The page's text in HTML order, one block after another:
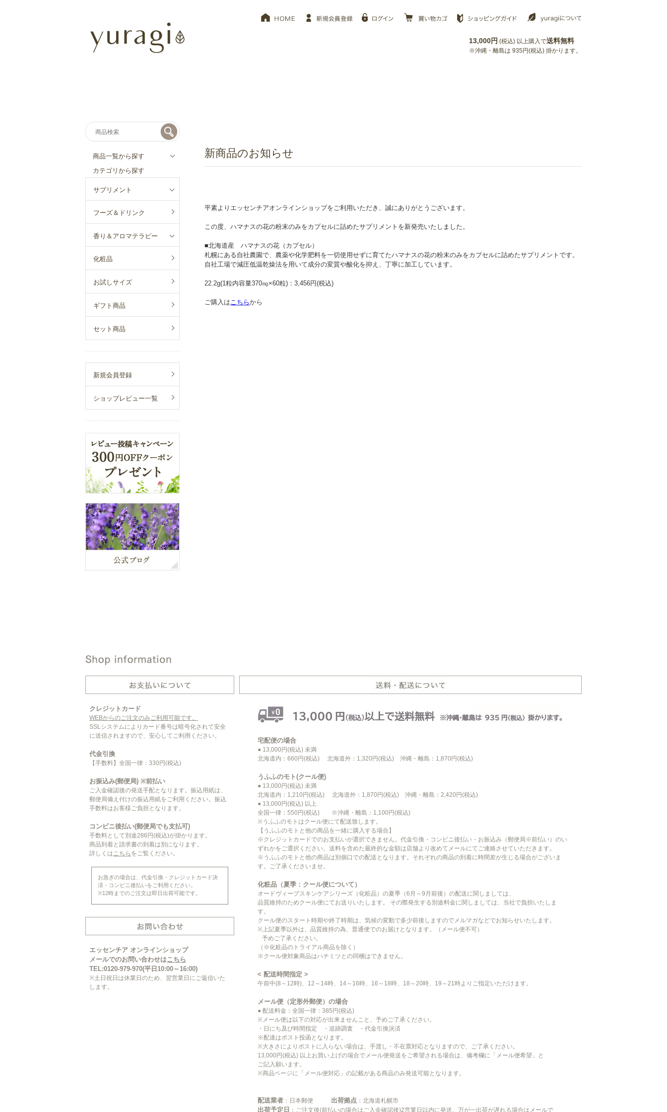
13,000円 (税込) 以上購入で送料無料
※沖縄・離島は 935円(税込) 掛かります。
商品一覧から探す
カテゴリから探す
サプリメント
フーズ＆ドリンク
香り＆アロマテラピー
化粧品
お試しサイズ
ギフト商品
セット商品
新規会員登録
ショップレビュー一覧
新商品のお知らせ
平素よりエッセンチアオンラインショップをご利用いただき、誠にありがとうございます。
この度、ハマナスの花の粉末のみをカプセルに詰めたサプリメントを新発売いたしました。
■北海道産 ハマナスの花（カプセル）
札幌にある自社農園で、農薬や化学肥料を一切使用せずに育てたハマナスの花の粉末のみをカプセルに詰めたサプリメントです。
自社工場で減圧低温乾燥法を用いて成分の変質や酸化を抑え、丁寧に加工しています。
22.2g(1粒内容量370㎎×60粒)：3,456円(税込)
ご購入はこちらから
クレジットカード
WEBからのご注文のみご利用可能です。
SSLシステムによりカード番号は暗号化されて安全
に送信されますので、安心してご利用ください。
代金引換
【手数料】全国一律：330円(税込)
お振込み(郵便局) ※前払い
ご入金確認後の発送手配となります。振込用紙は、
郵便局備え付けの振込用紙をご利用ください。振込
手数料はお客様ご負担となります。
コンビニ後払い(郵便局でも支払可)
手数料として別途286円(税込)が掛かります。
商品到着と請求書の到着は別になります。
詳しくはこちら をご覧ください。
お急ぎの場合は、代金引換・クレジットカード決
済・コンビニ後払いをご利用ください。
※12時までのご注文は即日出荷可能です。
エッセンチア オンラインショップ
メールでのお問い合わせはこちら
TEL:0120-979-970(平日10:00～16:00)
※土日祝日は休業日のため、翌営業日にご返信いた
します。
宅配便の場合
● 13,000円(税込) 未満
北海道内：660円(税込) 北海道外：1,320円(税込) 沖縄・離島：1,870円(税込)
うふふのモト(クール便)
● 13,000円(税込) 未満
北海道内：1,210円(税込) 北海道外：1,870円(税込) 沖縄・離島：2,420円(税込)
● 13,000円(税込) 以上
全国一律：550円(税込) ※沖縄・離島：1,100円(税込)
※うふふのモトはクール便にて配送致します。
【うふふのモトと他の商品を一緒に購入する場合】
※クレジットカードでのお支払いが選択できません。代金引換・コンビニ後払い・お振込み（郵便局※前払い）のい
ずれかをご選択ください。送料を含めた最終的な金額は店舗より改めてメールにてご連絡させていただきます。
※うふふのモトと他の商品は別個口での配送となります。それぞれの商品の到着に時間差が生じる場合がございま
す。ご了承くださいませ。
化粧品（夏季：クール便について）
オードヴィーブスキンケアシリーズ（化粧品）の夏季（6月～9月前後）の配送に関しましては、
品質維持のためクール便にてお送りいたします。 その際発生する別途料金に関しましては、当社で負担いたしま
す。
クール便のスタート時期や終了時期は、気候の変動で多少前後しますのでメルマガなどでお知らせいたします。
※上記夏季以外は、品質維持の為、普通便でのお届けとなります。（メール便不可）
予めご了承ください。
（※化粧品のトライアル商品を除く）
※クール便対象商品はハチミツとの同梱はできません。
< 配送時間指定 >
午前中(8～12時)、12～14時、14～16時、16～18時、18～20時、19～21時よりご指定いただけます。
メール便（定形外郵便）の場合
● 配送料金：全国一律：385円(税込)
※メール便は以下の対応が出来ませんこと、予めご了承ください。
・日にち及び時間指定 ・追跡調査 ・代金引換決済
※配達はポスト投函となります。
※大きさによりポストに入らない場合は、手渡し・不在票対応となりますので、ご了承ください。
13,000円(税込) 以上お買い上げの場合でメール便発送をご希望される場合は、備考欄に「メール便希望」と
ご記入願います。
※商品ページに「メール便対応」の記載がある商品のみ発送可能となります。
配送業者 ：日本郵便 出荷拠点 ：北海道札幌市
出荷予定日 ：ご注文後(前払いの場合はご入金確認後)2営業日以内に発送。万が一出荷が遅れる場合はメールで